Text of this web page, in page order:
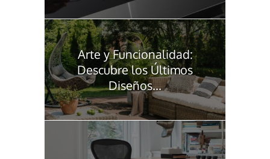
Arte y Funcionalidad:
Descubre los Últimos
Diseños...